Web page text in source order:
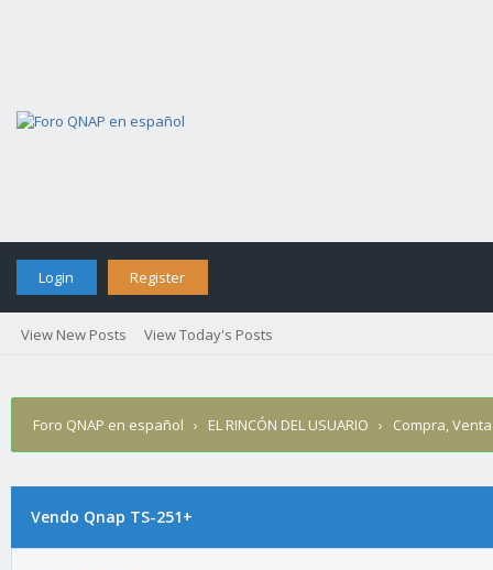
Login Register
View New Posts View Today's Posts
Foro QNAP en español › EL RINCÓN DEL USUARIO › Compra,
Vendo Qnap TS-251+